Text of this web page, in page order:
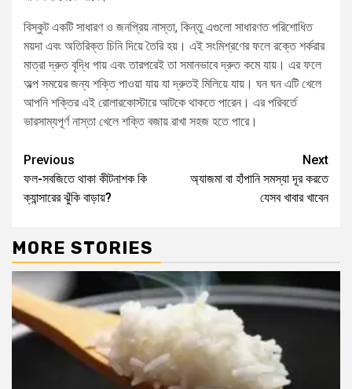
বিস্কুট একটি সাধারণ ও জনপ্রিয় নাস্তা, কিন্তু এগুলো সাধারণত পরিশোধিত
ময়দা এবং অতিরিক্ত চিনি দিয়ে তৈরি হয়। এই সংমিশ্রণের ফলে রক্তে শর্করার
মাত্রা দ্রুত বৃদ্ধি পায় এবং তারপরেই তা সমানভাবে দ্রুত কমে যায়। এর ফলে
অল্প সময়ের জন্য শক্তি পাওয়া যায় যা দ্রুতই মিলিয়ে যায়। ঘন ঘন এটি খেলে
আপনি শক্তির এই রোলারকোস্টারে আটকে থাকতে পারেন। এর পরিবর্তে
ভারসাম্যপূর্ণ নাস্তা খেলে শক্তি বজায় রাখা সহজ হতে পারে।
Previous
ফল-সবজিতে থাকা কীটনাশক কি
ক্যান্সারের ঝুঁকি বাড়ায়?
Next
অ্যাজমা বা হাঁপানি সমস্যা দূর করতে
যেসব খাবার খাবেন
MORE STORIES